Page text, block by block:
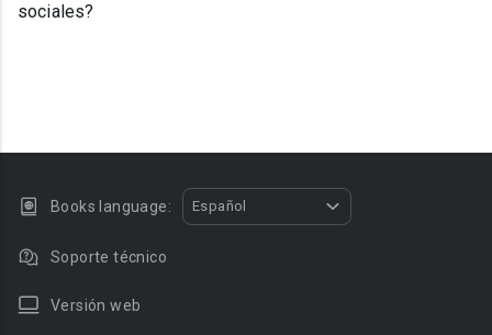
sociales?
Books language: Español
Soporte técnico
Versión web